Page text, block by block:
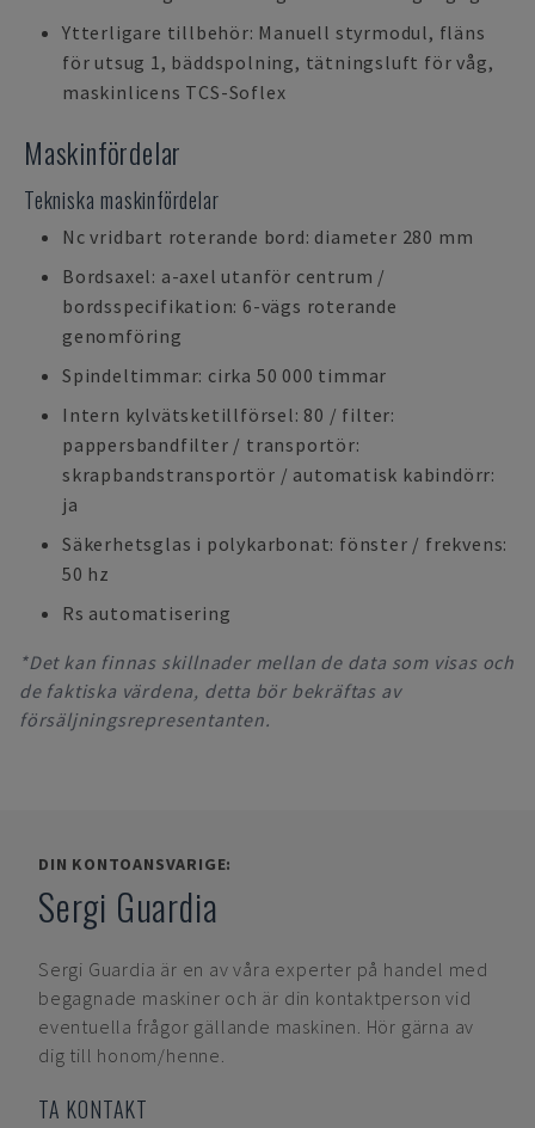
Ytterligare tillbehör: Manuell styrmodul, fläns
för utsug 1, bäddspolning, tätningsluft för våg,
maskinlicens TCS-Soflex
Maskinfördelar
Tekniska maskinfördelar
Nc vridbart roterande bord: diameter 280 mm
Bordsaxel: a-axel utanför centrum /
bordsspecifikation: 6-vägs roterande
genomföring
Spindeltimmar: cirka 50 000 timmar
Intern kylvätsketillförsel: 80 / filter:
pappersbandfilter / transportör:
skrapbandstransportör / automatisk kabindörr:
ja
Säkerhetsglas i polykarbonat: fönster / frekvens:
50 hz
Rs automatisering
*Det kan finnas skillnader mellan de data som visas och
de faktiska värdena, detta bör bekräftas av
försäljningsrepresentanten.
DIN KONTOANSVARIGE:
Sergi Guardia
Sergi Guardia är en av våra experter på handel med
begagnade maskiner och är din kontaktperson vid
eventuella frågor gällande maskinen. Hör gärna av
dig till honom/henne.
TA KONTAKT